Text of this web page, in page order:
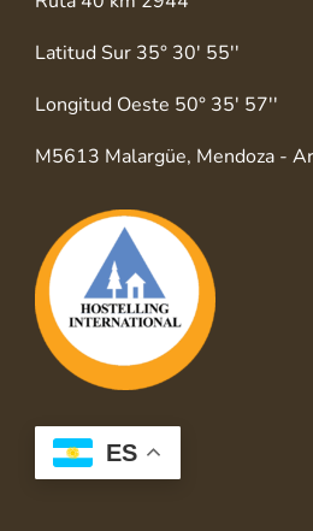
Latitud Sur 35° 30' 55''
Longitud Oeste 50° 35' 57''
M5613 Malargüe, Mendoza -
ES